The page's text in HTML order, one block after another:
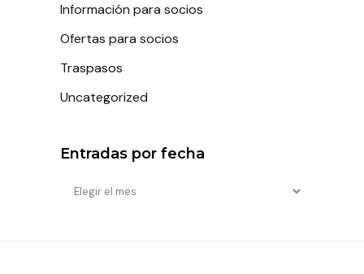
Información para socios
Ofertas para socios
Traspasos
Uncategorized
Entradas por fecha
Entradas